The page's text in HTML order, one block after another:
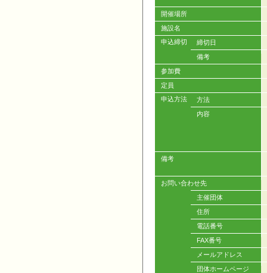
開催場所
施設名
申込締切
締切日
備考
参加費
定員
申込方法
方法
内容
備考
お問い合わせ先
主催団体
住所
電話番号
FAX番号
メールアドレス
団体ホームページ